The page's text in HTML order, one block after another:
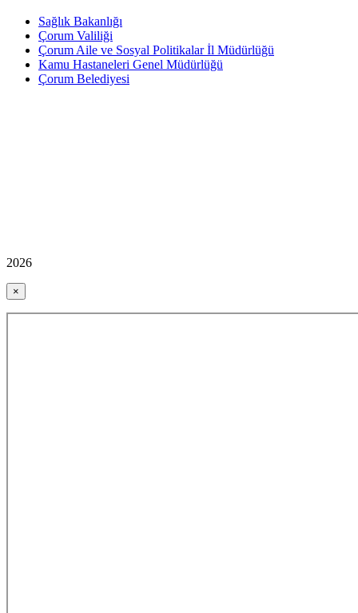
Sağlık Bakanlığı
Çorum Valiliği
Çorum Aile ve Sosyal Politikalar İl Müdürlüğü
Kamu Hastaneleri Genel Müdürlüğü
Çorum Belediyesi
2026
×